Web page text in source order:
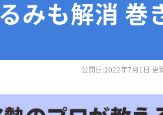
みも解消 巻
公開日:2022年7月1日 更